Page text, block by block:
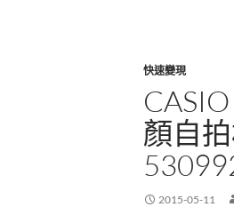
快速變現
顏自
2015-05-11